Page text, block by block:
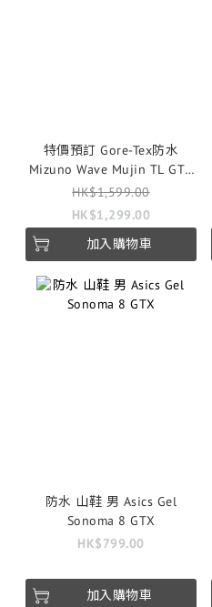
特價預訂 Gore-Tex防水
Mizuno Wave Mujin TL GTX
‘碳灰/黑’
HK$1,599.00
HK$1,299.00
加入購物車
防水 山鞋 男 Asics Gel
Sonoma 8 GTX
HK$799.00
加入購物車